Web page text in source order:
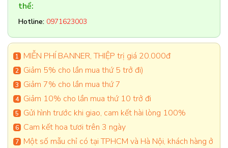
thể:
Hotline: 0971623003
MIỄN PHÍ BANNER, THIỆP trị giá 20.000đ
Giảm 5% cho lần mua thứ 5 trở đi)
Giảm 7% cho lần mua thứ 7
Giảm 10% cho lần mua thứ 10 trở đi
Gửi hình trước khi giao, cam kết hài lòng 100%
Cam kết hoa tươi trên 3 ngày
Một số mẫu chỉ có tại TPHCM và Hà Nội, khách hàng ở